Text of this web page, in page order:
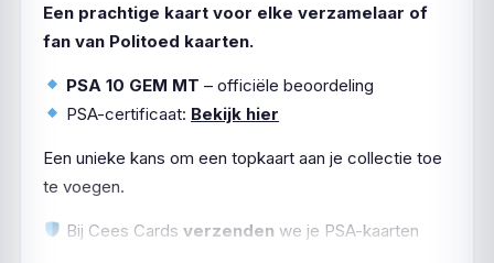
Een prachtige kaart voor elke verzamelaar of
fan van Politoed kaarten.
PSA 10 GEM MT – officiële beoordeling
PSA-certificaat: Bekijk hier
Een unieke kans om een topkaart aan je collectie toe
te voegen.
Bij Cees Cardsverzenden we je PSA-kaarten